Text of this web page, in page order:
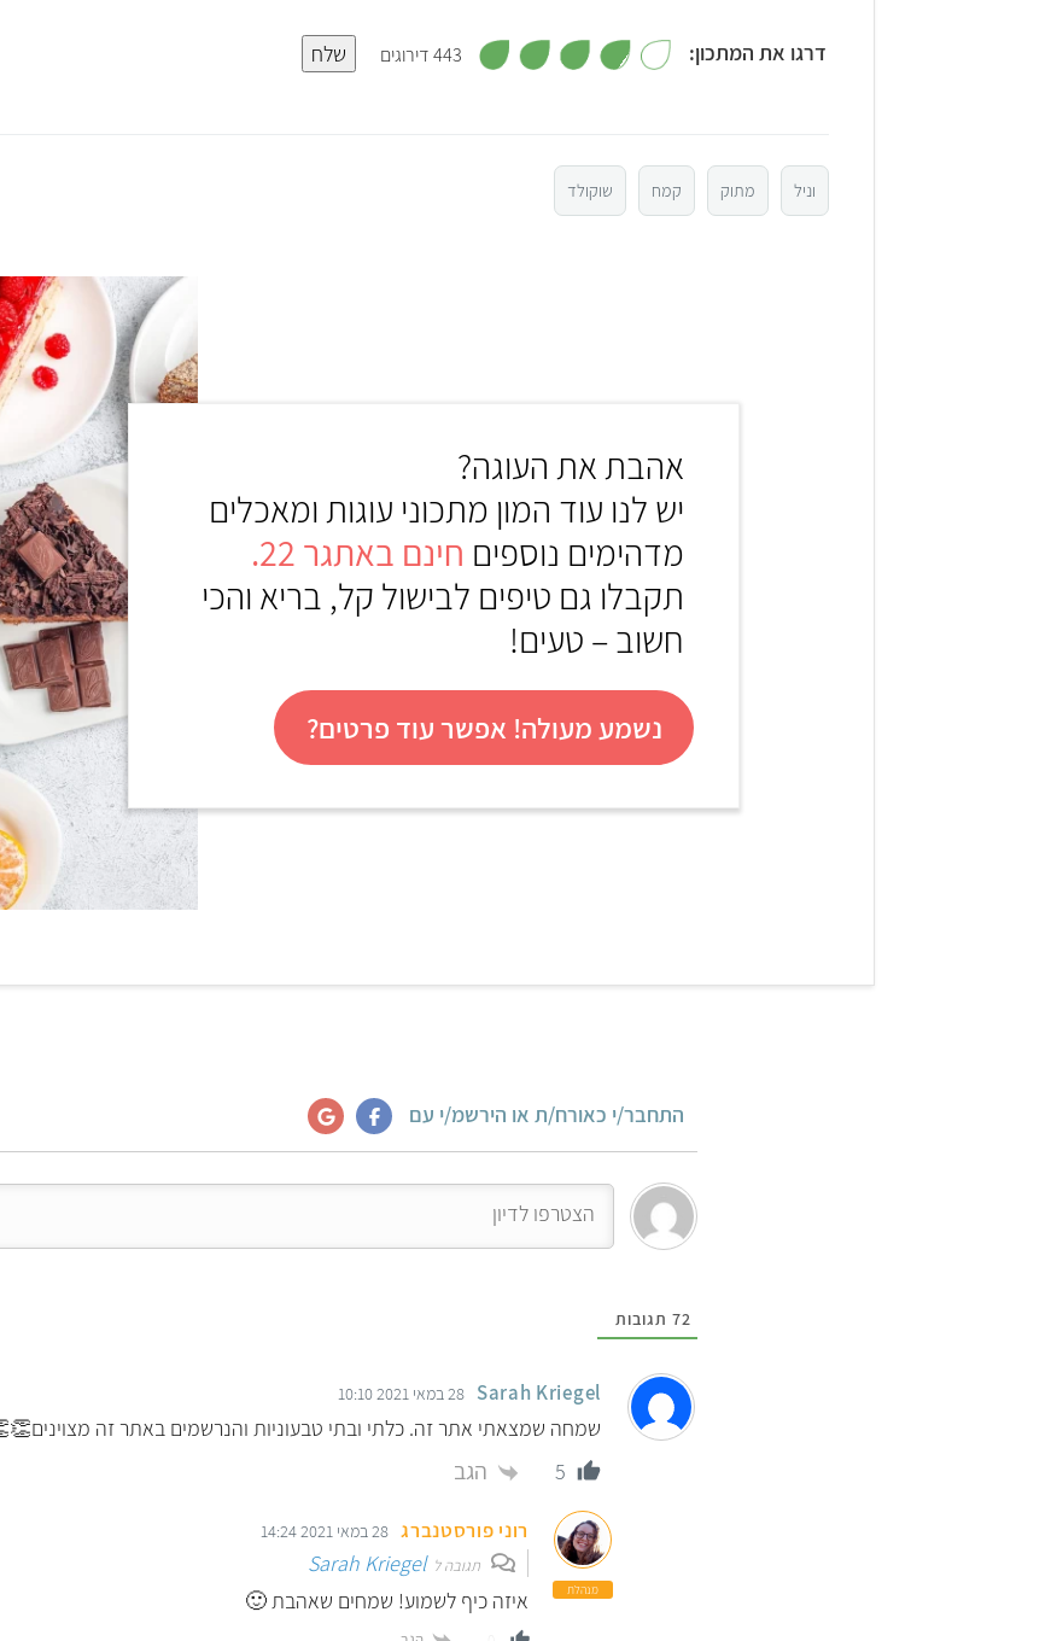
דרגו את המתכון:
3
443 דירוגים שלח
וניל מתוק קמח שוקולד
אהבת את העוגה?
יש לנו עוד המון מתכוני עוגות ומאכלים
מדהימים נוספים חינם באתגר 22
.
תקבלו גם טיפים לבישול קל, בריא והכי
חשוב – טעים!
נשמע מעולה! אפשר עוד פרטים?
התחבר/י כאורח/ת או הירשמ/י עם
72 תגובות
Sarah Kriegel 28 במאי 2021 10:10
שמחה שמצאתי אתר זה. כלתי ובתי טבעוניות והנרשמים באתר זה
5
הגב
מנהלת
רוני פורסטנברג 28 במאי 2021 14:24
תגובה לSarah Kriegel
איזה כיף לשמוע! שמחים שאהבת 🙂